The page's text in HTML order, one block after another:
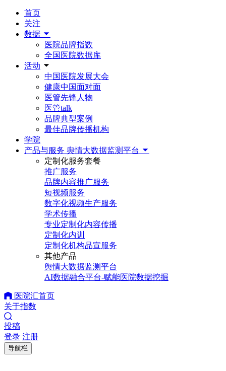
首页
关注
数据
医院品牌指数
全国医院数据库
活动
中国医院发展大会
健康中国面对面
医管先锋人物
医管talk
品牌典型案例
最佳品牌传播机构
学院
产品与服务 舆情大数据监测平台
定制化服务套餐
推广服务
品牌内容推广服务
短视频服务
数字化视频生产服务
学术传播
专业定制化内容传播
定制化内训
定制化机构品宣服务
其他产品
舆情大数据监测平台
AI数据融合平台-赋能医院数据挖掘
医院汇首页
关于指数
投稿
登录 注册
导航栏